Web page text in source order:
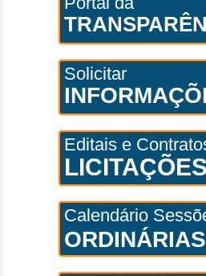
Solicitar
Editais e
LICITAÇÕES
Calendário
ORDINÁRIAS